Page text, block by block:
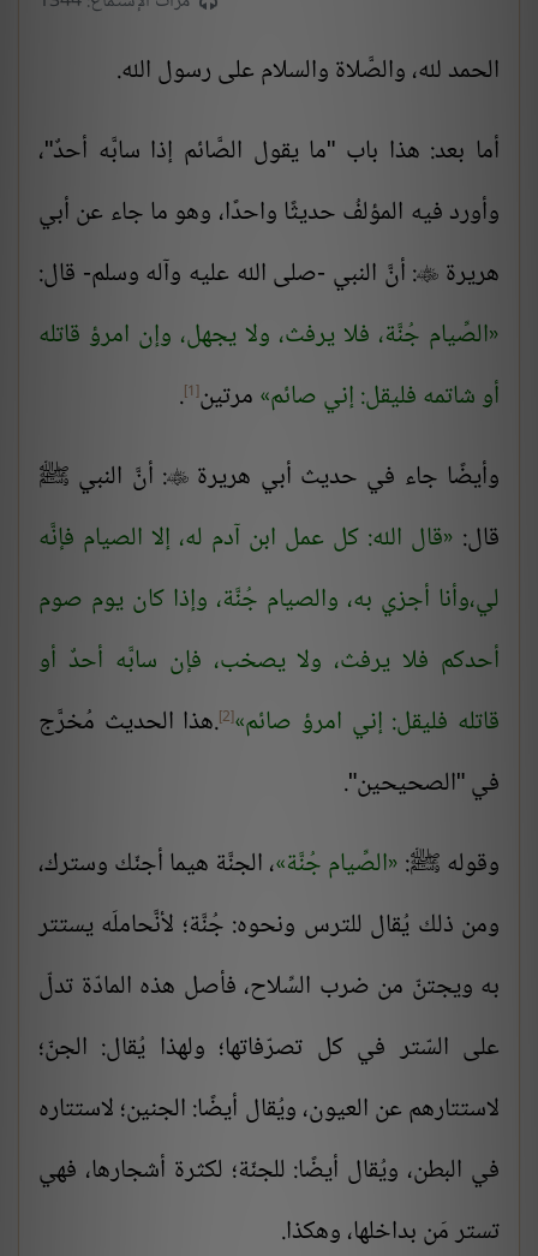
الحمد لله، والصَّلاة والسلام على رسول الله.
أما بعد: هذا باب "ما يقول الصَّائم إذا سابَّه أحدٌ"،
وأورد فيه المؤلفُ حديثًا واحدًا، وهو ما جاء عن أبي
هريرة : أنَّ النبي -صلى الله عليه وآله وسلم- قال:
الصِّيام جُنَّة، فلا يرفث، ولا يجهل، وإن امرؤ قاتله
أو شاتمه فليقل: إني صائم مرتين[1]
.
وأيضًا جاء في حديث أبي هريرة : أنَّ النبي ﷺ
قال: قال الله: كل عمل ابن آدم له، إلا الصيام فإنَّه
لي،وأنا أجزي به، والصيام جُنَّة، وإذا كان يوم صوم
أحدكم فلا يرفث، ولا يصخب، فإن سابَّه أحدٌ أو
قاتله فليقل: إني امرؤ صائم [2] .هذا الحديث مُخرَّج
في "الصحيحين".
وقوله ﷺ: الصِّيام جُنَّة ، الجنَّة هيما أجنّك وسترك،
ومن ذلك يُقال للترس ونحوه: جُنَّة؛ لأنَّحاملَه يستتر
به ويجتنّ من ضرب السِّلاح، فأصل هذه المادّة تدلّ
على السّتر في كل تصرّفاتها؛ ولهذا يُقال: الجنّ؛
لاستتارهم عن العيون، ويُقال أيضًا: الجنين؛ لاستتاره
في البطن، ويُقال أيضًا: للجنّة؛ لكثرة أشجارها، فهي
تستر مَن بداخلها، وهكذا.